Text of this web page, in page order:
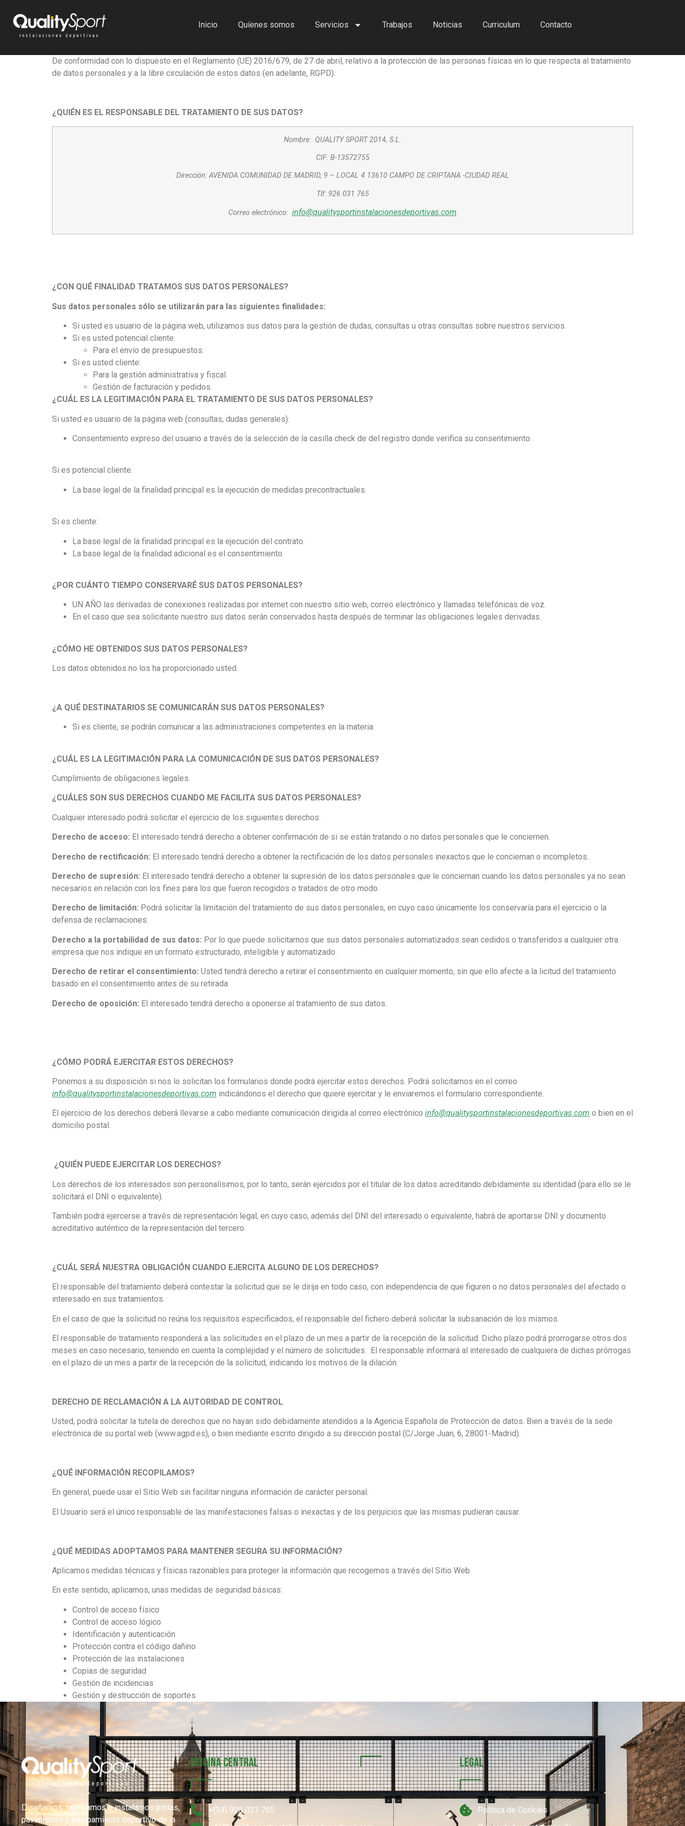
Inicio Quíenes somos Servicios Trabajos Noticias Curriculum Contacto
De conformidad con lo dispuesto en el Reglamento (UE) 2016/679, de 27 de abril, relativo a la protección de las personas físicas en lo que respecta al tratamiento
de datos personales y a la libre circulación de estos datos (en adelante, RGPD).
¿QUIÉN ES EL RESPONSABLE DEL TRATAMIENTO DE SUS DATOS?
Nombre: QUALITY SPORT 2014, S.L.
CIF: B-13572755
Dirección: AVENIDA COMUNIDAD DE MADRID, 9 – LOCAL 4 13610 CAMPO DE CRIPTANA -CIUDAD REAL
Tlf: 926 031 765
Correo electrónico: info@qualitysportinstalacionesdeportivas.com
¿CON QUÉ FINALIDAD TRATAMOS SUS DATOS PERSONALES?
Sus datos personales sólo se utilizarán para las siguientes finalidades:
Si usted es usuario de la página web, utilizamos sus datos para la gestión de dudas, consultas u otras consultas sobre nuestros servicios.
Si es usted potencial cliente:
Para el envío de presupuestos.
Si es usted cliente:
Para la gestión administrativa y fiscal.
Gestión de facturación y pedidos.
¿CUÁL ES LA LEGITIMACIÓN PARA EL TRATAMIENTO DE SUS DATOS PERSONALES?
Si usted es usuario de la página web (consultas, dudas generales):
Consentimiento expreso del usuario a través de la selección de la casilla check de del registro donde verifica su consentimiento.
Si es potencial cliente:
La base legal de la finalidad principal es la ejecución de medidas precontractuales.
Si es cliente:
La base legal de la finalidad principal es la ejecución del contrato.
La base legal de la finalidad adicional es el consentimiento.
¿POR CUÁNTO TIEMPO CONSERVARÉ SUS DATOS PERSONALES?
UN AÑO las derivadas de conexiones realizadas por internet con nuestro sitio web, correo electrónico y llamadas telefónicas de voz.
En el caso que sea solicitante nuestro sus datos serán conservados hasta después de terminar las obligaciones legales derivadas.
¿CÓMO HE OBTENIDOS SUS DATOS PERSONALES?
Los datos obtenidos no los ha proporcionado usted.
¿A QUÉ DESTINATARIOS SE COMUNICARÁN SUS DATOS PERSONALES?
Si es cliente, se podrán comunicar a las administraciones competentes en la materia.
¿CUÁL ES LA LEGITIMACIÓN PARA LA COMUNICACIÓN DE SUS DATOS PERSONALES?
Cumplimiento de obligaciones legales.
¿CUÁLES SON SUS DERECHOS CUANDO ME FACILITA SUS DATOS PERSONALES?
Cualquier interesado podrá solicitar el ejercicio de los siguientes derechos:
Derecho de acceso: El interesado tendrá derecho a obtener confirmación de si se están tratando o no datos personales que le conciernen.
Derecho de rectificación: El interesado tendrá derecho a obtener la rectificación de los datos personales inexactos que le conciernan o incompletos.
Derecho de supresión: El interesado tendrá derecho a obtener la supresión de los datos personales que le conciernan cuando los datos personales ya no sean
necesarios en relación con los fines para los que fueron recogidos o tratados de otro modo.
Derecho de limitación: Podrá solicitar la limitación del tratamiento de sus datos personales, en cuyo caso únicamente los conservaría para el ejercicio o la
defensa de reclamaciones.
Derecho a la portabilidad de sus datos: Por lo que puede solicitarnos que sus datos personales automatizados sean cedidos o transferidos a cualquier otra
empresa que nos indique en un formato estructurado, inteligible y automatizado.
Derecho de retirar el consentimiento: Usted tendrá derecho a retirar el consentimiento en cualquier momento, sin que ello afecte a la licitud del tratamiento
basado en el consentimiento antes de su retirada.
Derecho de oposición: El interesado tendrá derecho a oponerse al tratamiento de sus datos.
¿CÓMO PODRÁ EJERCITAR ESTOS DERECHOS?
Ponemos a su disposición si nos lo solicitan los formularios donde podrá ejercitar estos derechos. Podrá solicitarnos en el correo
info@qualitysportinstalacionesdeportivas.com indicándonos el derecho que quiere ejercitar y le enviaremos el formulario correspondiente.
El ejercicio de los derechos deberá llevarse a cabo mediante comunicación dirigida al correo electrónico info@qualitysportinstalacionesdeportivas.com o bien en el
domicilio postal.
¿QUIÉN PUEDE EJERCITAR LOS DERECHOS?
Los derechos de los interesados son personalísimos, por lo tanto, serán ejercidos por el titular de los datos acreditando debidamente su identidad (para ello se le
solicitará el DNI o equivalente).
También podrá ejercerse a través de representación legal, en cuyo caso, además del DNI del interesado o equivalente, habrá de aportarse DNI y documento
acreditativo auténtico de la representación del tercero.
¿CUÁL SERÁ NUESTRA OBLIGACIÓN CUANDO EJERCITA ALGUNO DE LOS DERECHOS?
El responsable del tratamiento deberá contestar la solicitud que se le dirija en todo caso, con independencia de que figuren o no datos personales del afectado o
interesado en sus tratamientos.
En el caso de que la solicitud no reúna los requisitos especificados, el responsable del fichero deberá solicitar la subsanación de los mismos.
El responsable de tratamiento responderá a las solicitudes en el plazo de un mes a partir de la recepción de la solicitud. Dicho plazo podrá prorrogarse otros dos
meses en caso necesario, teniendo en cuenta la complejidad y el número de solicitudes. El responsable informará al interesado de cualquiera de dichas prórrogas
en el plazo de un mes a partir de la recepción de la solicitud, indicando los motivos de la dilación.
DERECHO DE RECLAMACIÓN A LA AUTORIDAD DE CONTROL
Usted, podrá solicitar la tutela de derechos que no hayan sido debidamente atendidos a la Agencia Española de Protección de datos. Bien a través de la sede
electrónica de su portal web (www.agpd.es), o bien mediante escrito dirigido a su dirección postal (C/Jorge Juan, 6, 28001-Madrid).
¿QUÉ INFORMACIÓN RECOPILAMOS?
En general, puede usar el Sitio Web sin facilitar ninguna información de carácter personal.
El Usuario será el único responsable de las manifestaciones falsas o inexactas y de los perjuicios que las mismas pudieran causar.
¿QUÉ MEDIDAS ADOPTAMOS PARA MANTENER SEGURA SU INFORMACIÓN?
Aplicamos medidas técnicas y físicas razonables para proteger la información que recogemos a través del Sitio Web.
En este sentido, aplicamos, unas medidas de seguridad básicas:
Control de acceso físico
Control de acceso lógico
Identificación y autenticación
Protección contra el código dañino
Protección de las instalaciones
Copias de seguridad
Gestión de incidencias
Gestión y destrucción de soportes
Diseñamos, fabricamos e instalamos pistas,
pavimentos y equipamiento deportivo de la
Oficina Central
+(34) 926 031 765
Legal
Politica de Cookies